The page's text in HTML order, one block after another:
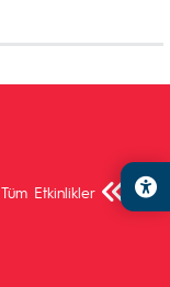
Tüm Etkinlikler
Önceki